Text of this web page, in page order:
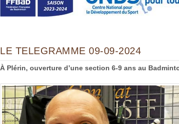
LE TELEGRAMME 09-09-2024
À Plérin, ouverture d’une section 6-9 ans au